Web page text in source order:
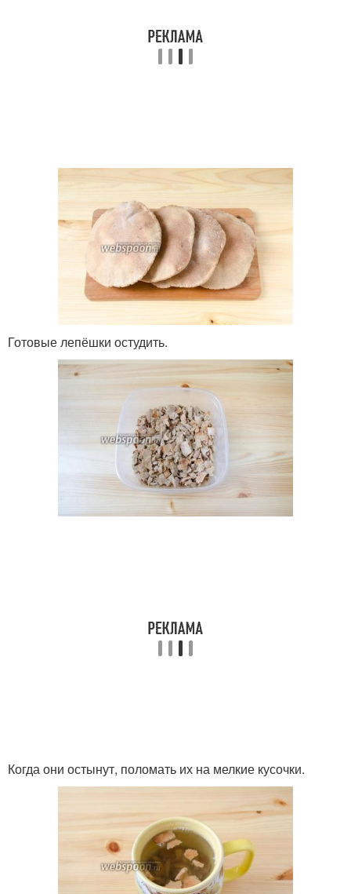
Готовые лепёшки остудить.
Когда они остынут, поломать их на мелкие кусочки.